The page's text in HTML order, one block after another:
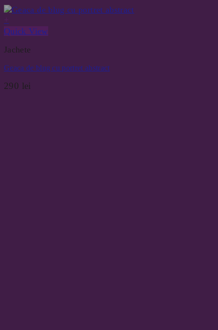
Quick View
Jachete
Geaca de blug cu portret abstract
290 lei